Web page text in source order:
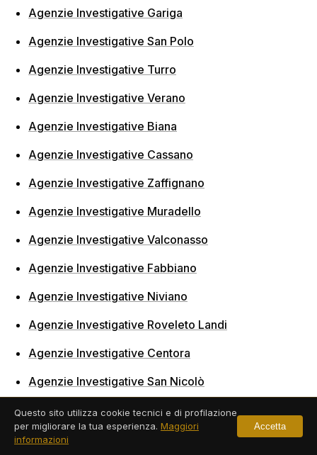
Agenzie Investigative Gariga
Agenzie Investigative San Polo
Agenzie Investigative Turro
Agenzie Investigative Verano
Agenzie Investigative Biana
Agenzie Investigative Cassano
Agenzie Investigative Zaffignano
Agenzie Investigative Muradello
Agenzie Investigative Valconasso
Agenzie Investigative Fabbiano
Agenzie Investigative Niviano
Agenzie Investigative Roveleto Landi
Agenzie Investigative Centora
Agenzie Investigative San Nicolò
Agenzie Investigative Sant'Imento
Agenzie Investigative Centovera
Questo sito utilizza cookie tecnici e di profilazione
per migliorare la tua esperienza. Maggiori
informazioni
Accetta